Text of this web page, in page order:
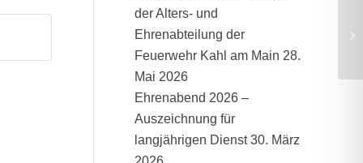
der Alters- und
Ehrenabteilung der
Feuerwehr Kahl am Main 28.
Mai 2026
Ehrenabend 2026 –
Auszeichnung für
langjährigen Dienst 30. März